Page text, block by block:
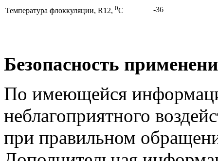
Температура флоккуляции, R12, 0C -36
Безопасность
По имеющейся
неблагоприятного
при правильном